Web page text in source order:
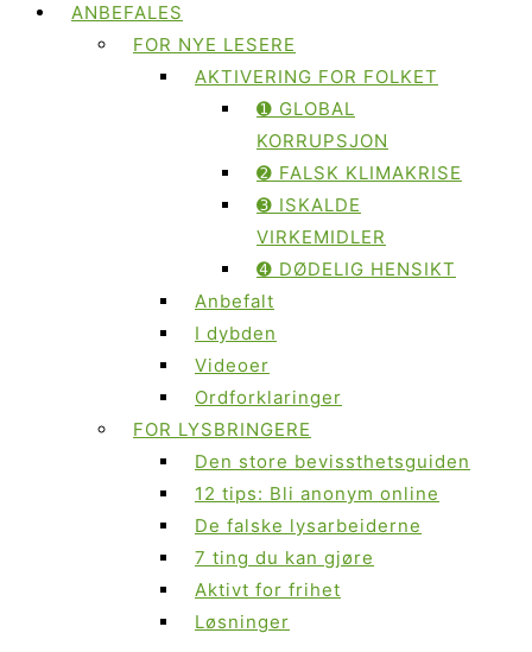
ANBEFALES
FOR NYE LESERE
AKTIVERING FOR FOLKET
➊ GLOBAL
KORRUPSJON
➋ FALSK KLIMAKRISE
➌ ISKALDE
VIRKEMIDLER
➍ DØDELIG HENSIKT
Anbefalt
I dybden
Videoer
Ordforklaringer
FOR LYSBRINGERE
Den store bevissthetsguiden
12 tips: Bli anonym online
De falske lysarbeiderne
7 ting du kan gjøre
Aktivt for frihet
Løsninger